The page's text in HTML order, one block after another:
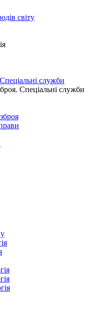
світу
служби
Спеціальні служби